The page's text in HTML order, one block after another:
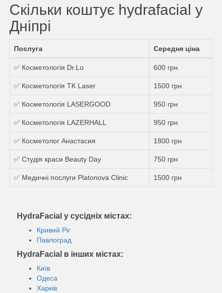
Скільки коштує hydrafacial у
Дніпрі
Послуга Середня ціна
✅ Косметологія Dr.Lo 600 грн
✅ Косметологія TK Laser 1500 грн
✅ Косметологія LASERGOOD 950 грн
✅ Косметологія LAZERHALL 950 грн
✅ Косметолог Анастасия 1800 грн
✅ Студія краси Beauty Day 750 грн
✅ Медичні послуги Platonova Clinic 1500 грн
HydraFacial у сусідніх містах:
Кривий Ріг
Павлоград
HydraFacial в інших містах:
Київ
Одеса
Харків